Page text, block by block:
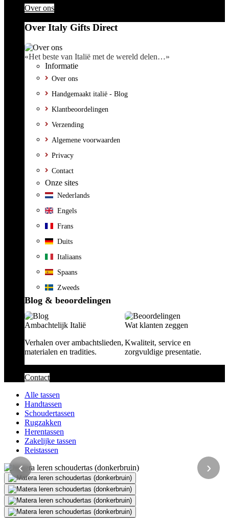
Over ons
Over Italy Gifts Direct
«Het beste van Italië met de wereld delen…»
Informatie
Over ons
Handgemaakt italië - Blog
Klantbeoordelingen
Verzending
Algemene voorwaarden
Privacy
Contact
Onze sites
Nederlands
Engels
Frans
Duits
Italiaans
Spaans
Zweeds
Blog & beoordelingen
Ambachtelijk Italië
Verhalen over ambachtslieden,
materialen en tradities.
Wat klanten zeggen
Kwaliteit, service en
zorgvuldige presentatie.
Contact
Alle tassen
Handtassen
Schoudertassen
Rugzakken
Herentassen
Zakelijke tassen
Reistassen
‹ ›